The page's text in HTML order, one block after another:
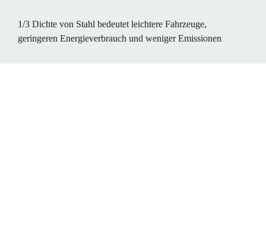
1/3 Dichte von Stahl bedeutet leichtere Fahrzeuge,
geringeren Energieverbrauch und weniger Emissionen